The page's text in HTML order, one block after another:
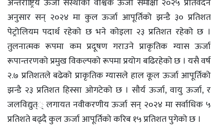
अन्तर्राष्ट्रिय ऊर्जा संस्थाको वैश्विक ऊर्जा समीक्षा २०२५ प्रतिवेदन
अनुसार सन् २०२४ मा कुल ऊर्जा आपूर्तिको झन्डै ३० प्रतिशत
पेट्रोलियम पदार्थ रहेको छ भने कोइला २३ प्रतिशत रहेको छ ।
तुलनात्मक रूपमा कम प्रदूषण गराउने प्राकृतिक ग्यास ऊर्जा
रूपान्तरणको प्रमुख विकल्पको रूपमा प्रयोग बढिरहेको छ । यसै वर्ष
२.७ प्रतिशतले बढेको प्राकृतिक ग्यासले हाल कूल ऊर्जा आपूर्तिको
झन्डै २३ प्रतिशत हिस्सा ओगटेको छ । सौर्य ऊर्जा, वायु ऊर्जा, र
जलविद्युत्् लगायत नवीकरणीय ऊर्जा सन् २०२४ मा सर्वाधिक ५
प्रतिशते बढ्दै कुल ऊर्जा आपूर्तिको करिब १५ प्रतिशत पुगेको छ ।